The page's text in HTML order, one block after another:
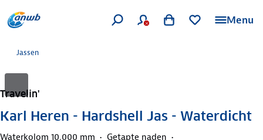
Menu
Jassen
Travelin'
Karl Heren - Hardshell Jas - Waterdicht
Waterkolom 10.000 mm
Getapte naden